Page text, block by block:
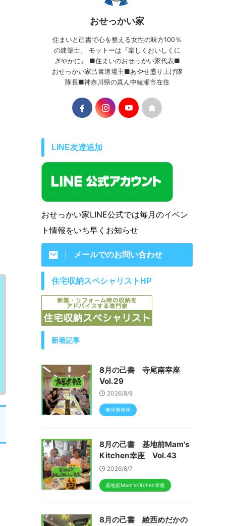
おせっかい家
住まいと己書で心を整える女性の味方100％
の建築士。 モットーは『楽しくおいしくに
ぎやかに』 ■住まいのおせっかい家代表■
おせっかい家己書道場主■あやせ盛り上げ隊
隊長■神奈川県の真ん中綾瀬市在住
LINE友達追加
おせっかい家LINE公式では毎月のイベン
ト情報をいち早くお知らせ
メールでのお問い合わせ
住宅収納スペシャリストHP
新着記事
8月の己書 寺尾南幸座
Vol.29
2026/8/8
寺尾南幸座
8月の己書 基地前Mam's
Kitchen幸座 Vol.43
2026/8/7
基地前Mam'sKitchen幸座
8月の己書 綾西めだかの